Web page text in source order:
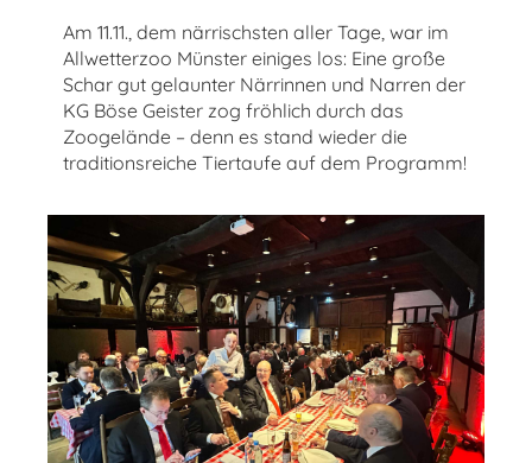
Am 11.11., dem närrischsten aller Tage, war im
Allwetterzoo Münster einiges los: Eine große
Schar gut gelaunter Närrinnen und Narren der
KG Böse Geister zog fröhlich durch das
Zoogelände – denn es stand wieder die
traditionsreiche Tiertaufe auf dem Programm!